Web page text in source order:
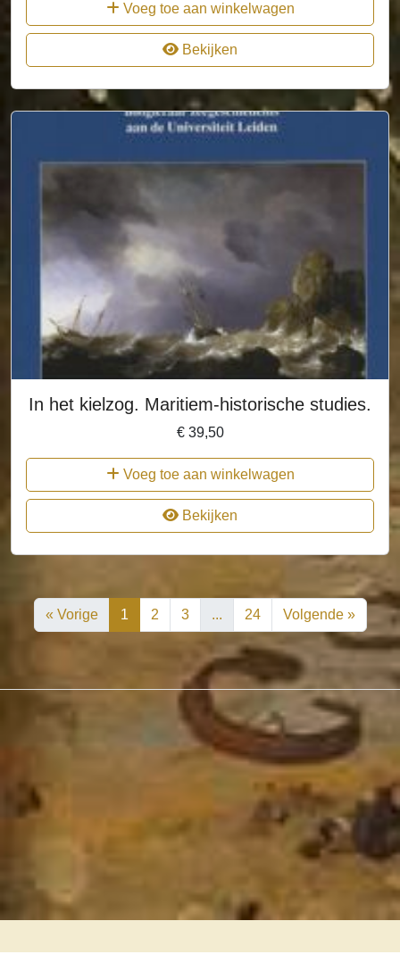
Voeg toe aan winkelwagen
Bekijken
In het kielzog. Maritiem-historische studies.
€39,50
Voeg toe aan winkelwagen
Bekijken
« Vorige 1 2 3 ... 24 Volgende »